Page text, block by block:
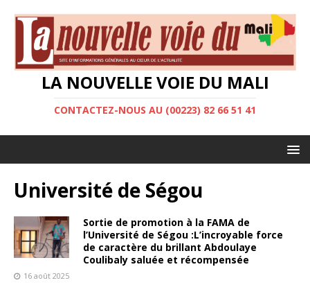
LA NOUVELLE VOIE DU MALI
CONTACTEZ-NOUS AU (00223) 82 66 51 41
Université de Ségou
Sortie de promotion à la FAMA de
l’Université de Ségou :L’incroyable force
de caractère du brillant Abdoulaye
Coulibaly saluée et récompensée
16 août 2025